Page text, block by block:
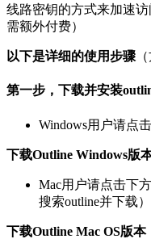
线路密钥的方式来加速
需额外付费）
以下是详细的使用步骤
第一步，下载并安装
Windows用户请点
下载Outline Windows版
Mac用户请点击下
搜索outline并下载）
下载Outline Mac OS版本